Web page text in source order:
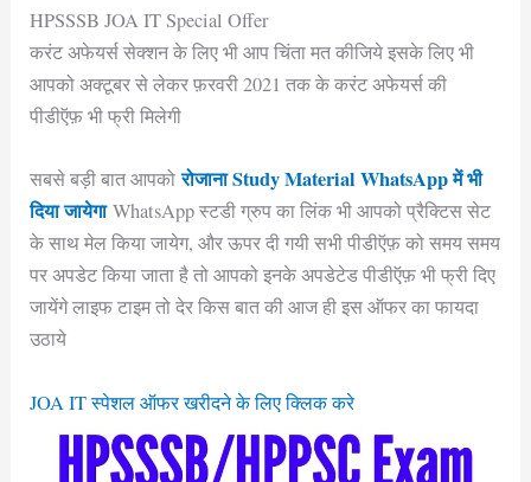
HPSSSB JOA IT Special Offer
करंट अफेयर्स सेक्शन के लिए भी आप चिंता मत कीजिये इसके लिए भी
आपको अक्टूबर से लेकर फ़रवरी 2021 तक के करंट अफेयर्स की
पीडीऍफ़ भी फ्री मिलेगी
सबसे बड़ी बात आपकोरोजाना Study Material WhatsApp में भी
दिया जायेगाWhatsApp स्टडी ग्रुप का लिंक भी आपको प्रैक्टिस सेट
के साथ मेल किया जायेग, और ऊपर दी गयी सभी पीडीऍफ़ को समय समय
पर अपडेट किया जाता है तो आपको इनके अपडेटेड पीडीऍफ़ भी फ्री दिए
जायेंगे लाइफ टाइम तो देर किस बात की आज ही इस ऑफर का फायदा
उठाये
JOA IT स्पेशल ऑफर खरीदने के लिए क्लिक करे